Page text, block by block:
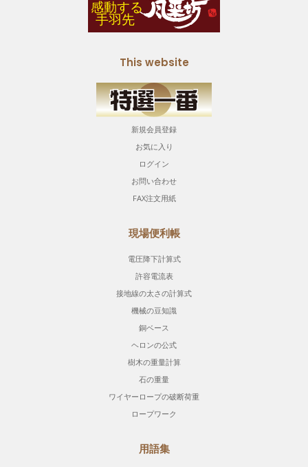
This website
新規会員登録
お気に入り
ログイン
お問い合わせ
FAX注文用紙
現場便利帳
電圧降下計算式
許容電流表
接地線の太さの計算式
機械の豆知識
銅ベース
ヘロンの公式
樹木の重量計算
石の重量
ワイヤーロープの破断荷重
ロープワーク
用語集